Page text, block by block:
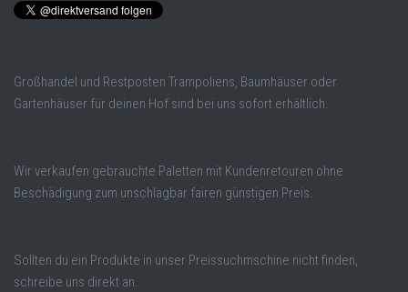
Großhandel und Restposten Trampoliens, Baumhäuser oder
Gartenhäuser für deinen Hof sind bei uns sofort erhältlich.
Wir verkaufen gebrauchte Paletten mit Kundenretouren ohne
Beschädigung zum unschlagbar fairen günstigen Preis.
Sollten du ein Produkte in unser Preissuchmschine nicht finden,
schreibe uns direkt an.